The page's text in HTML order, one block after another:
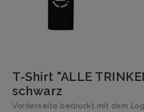
T-Shirt "ALLE
schwarz
Vorderseite bedruckt mit dem